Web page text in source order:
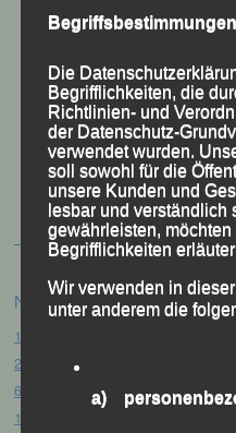
50
Neueste Beiträge
15. Pörndorfer Sommernachtslauf
20. Goldener Steig-Lauf – Stozec/
61. Bergsportfest – Ortenburg,
12. Loser Berglauf – Altaussee/
Begriffsbestimmungen
Die
Begrifflichkeiten, die
Richtlinien- und
der Datenschutz-
verwendet wurden.
soll sowohl für die
unsere Kunden und
lesbar und verständlich
gewährleisten,
Begrifflichkeiten
Wir verwenden in
unter anderem die
a)